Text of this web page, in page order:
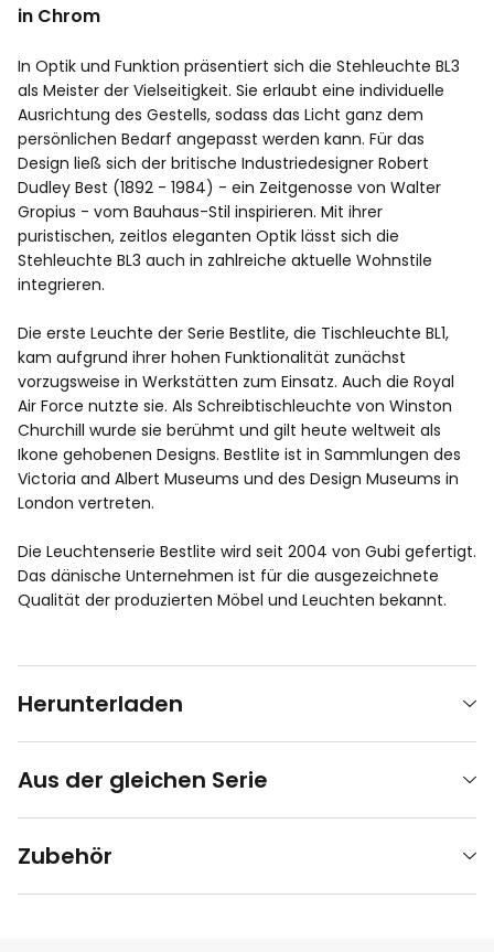
in Chrom
In Optik und Funktion präsentiert sich die Stehleuchte BL3
als Meister der Vielseitigkeit. Sie erlaubt eine individuelle
Ausrichtung des Gestells, sodass das Licht ganz dem
persönlichen Bedarf angepasst werden kann. Für das
Design ließ sich der britische Industriedesigner Robert
Dudley Best (1892 - 1984) - ein Zeitgenosse von Walter
Gropius - vom Bauhaus-Stil inspirieren. Mit ihrer
puristischen, zeitlos eleganten Optik lässt sich die
Stehleuchte BL3 auch in zahlreiche aktuelle Wohnstile
integrieren.
Die erste Leuchte der Serie Bestlite, die Tischleuchte BL1,
kam aufgrund ihrer hohen Funktionalität zunächst
vorzugsweise in Werkstätten zum Einsatz. Auch die Royal
Air Force nutzte sie. Als Schreibtischleuchte von Winston
Churchill wurde sie berühmt und gilt heute weltweit als
Ikone gehobenen Designs. Bestlite ist in Sammlungen des
Victoria and Albert Museums und des Design Museums in
London vertreten.
Die Leuchtenserie Bestlite wird seit 2004 von Gubi gefertigt.
Das dänische Unternehmen ist für die ausgezeichnete
Qualität der produzierten Möbel und Leuchten bekannt.
Herunterladen
Aus der gleichen Serie
Zubehör